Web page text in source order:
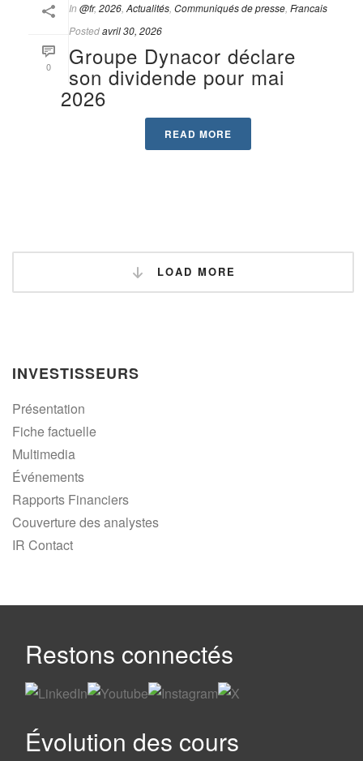
0
In @fr, 2026 Actualités Communiqués de presse Francais
Postedavril 30, 2026
Groupe Dynacor déclare
son dividende pour mai
2026
READ MORE
LOAD MORE
INVESTISSEURS
Présentation
Fiche factuelle
Multimedia
Événements
Rapports Financiers
Couverture des analystes
IR Contact
Restons connectés
Évolution des cours